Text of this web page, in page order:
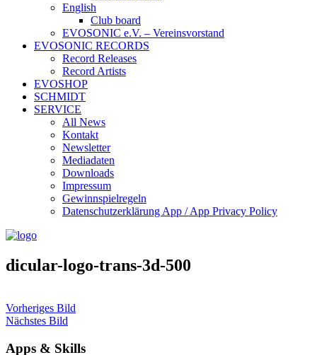
English
Club board
EVOSONIC e.V. ‒ Vereinsvorstand
EVOSONIC RECORDS
Record Releases
Record Artists
EVOSHOP
SCHMIDT
SERVICE
All News
Kontakt
Newsletter
Mediadaten
Downloads
Impressum
Gewinnspielregeln
Datenschutzerklärung App / App Privacy Policy
dicular-logo-trans-3d-500
Vorheriges Bild
Nächstes Bild
Apps & Skills